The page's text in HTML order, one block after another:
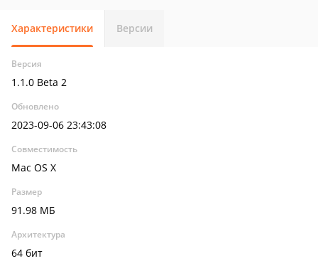
Характеристики Версии
Версия
1.1.0 Beta 2
Обновлено
2023-09-06 23:43:08
Совместимость
Mac OS X
Размер
91.98 МБ
Архитектура
64 бит